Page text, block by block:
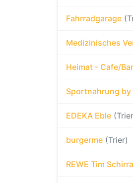
Fahrradgarage
Medizinisches
Heimat - Cafe/Bar
Sportnahrung by
EDEKA Eble
burgerme (Trier)
REWE Tim Schirra